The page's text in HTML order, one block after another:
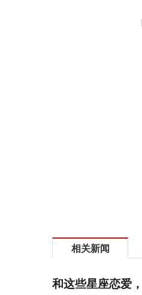
相关新闻
和这些星座恋爱